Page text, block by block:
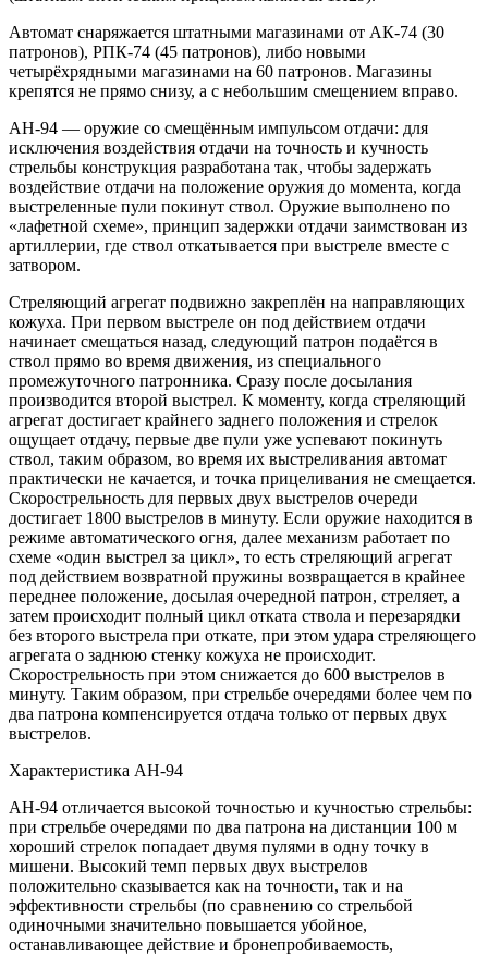
Автомат снаряжается штатными магазинами от АК-74 (30
патронов), РПК-74 (45 патронов), либо новыми
четырёхрядными магазинами на 60 патронов. Магазины
крепятся не прямо снизу, а с небольшим смещением вправо.
АН-94 — оружие со смещённым импульсом отдачи: для
исключения воздействия отдачи на точность и кучность
стрельбы конструкция разработана так, чтобы задержать
воздействие отдачи на положение оружия до момента, когда
выстреленные пули покинут ствол. Оружие выполнено по
«лафетной схеме», принцип задержки отдачи заимствован из
артиллерии, где ствол откатывается при выстреле вместе с
затвором.
Стреляющий агрегат подвижно закреплён на направляющих
кожуха. При первом выстреле он под действием отдачи
начинает смещаться назад, следующий патрон подаётся в
ствол прямо во время движения, из специального
промежуточного патронника. Сразу после досылания
производится второй выстрел. К моменту, когда стреляющий
агрегат достигает крайнего заднего положения и стрелок
ощущает отдачу, первые две пули уже успевают покинуть
ствол, таким образом, во время их выстреливания автомат
практически не качается, и точка прицеливания не смещается.
Скорострельность для первых двух выстрелов очереди
достигает 1800 выстрелов в минуту. Если оружие находится в
режиме автоматического огня, далее механизм работает по
схеме «один выстрел за цикл», то есть стреляющий агрегат
под действием возвратной пружины возвращается в крайнее
переднее положение, досылая очередной патрон, стреляет, а
затем происходит полный цикл отката ствола и перезарядки
без второго выстрела при откате, при этом удара стреляющего
агрегата о заднюю стенку кожуха не происходит.
Скорострельность при этом снижается до 600 выстрелов в
минуту. Таким образом, при стрельбе очередями более чем по
два патрона компенсируется отдача только от первых двух
выстрелов.
Характеристика АН-94
АН-94 отличается высокой точностью и кучностью стрельбы:
при стрельбе очередями по два патрона на дистанции 100 м
хороший стрелок попадает двумя пулями в одну точку в
мишени. Высокий темп первых двух выстрелов
положительно сказывается как на точности, так и на
эффективности стрельбы (по сравнению со стрельбой
одиночными значительно повышается убойное,
останавливающее действие и бронепробиваемость,